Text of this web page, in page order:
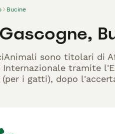
Bucine
sono titolari di
tramite
i gatti), dopo